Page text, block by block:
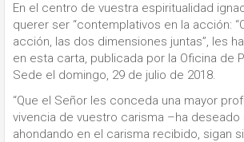
En el centro de vuestra espiritualidad
querer ser “contemplativos en la acción:
acción, las dos dimensiones juntas”, les
en esta carta, publicada por la Oficina de
Sede el domingo, 29 de julio de 2018.
“Que el Señor les conceda una mayor
vivencia de vuestro carisma –ha deseado
ahondando en el carisma recibido, sigan